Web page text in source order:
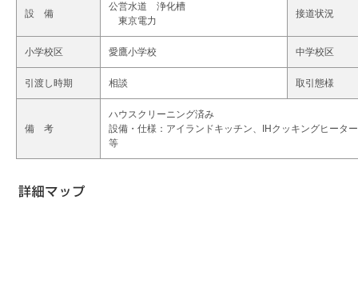
設 備
公営水道 浄化槽
東京電力
接道状況
小学校区 愛鷹小学校 中学校区
引渡し時期 相談 取引態様
備 考
ハウスクリーニング済み
設備・仕様：アイランドキッチン、IHクッキングヒータ
等